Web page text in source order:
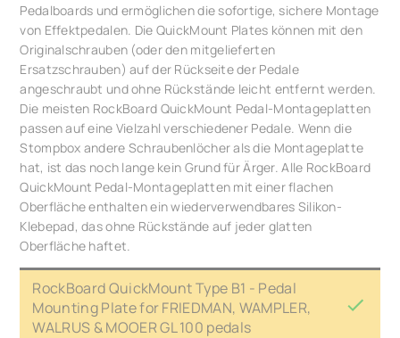
Pedalboards und ermöglichen die sofortige, sichere Montage
von Effektpedalen. Die QuickMount Plates können mit den
Originalschrauben (oder den mitgelieferten
Ersatzschrauben) auf der Rückseite der Pedale
angeschraubt und ohne Rückstände leicht entfernt werden.
Die meisten RockBoard QuickMount Pedal-Montageplatten
passen auf eine Vielzahl verschiedener Pedale. Wenn die
Stompbox andere Schraubenlöcher als die Montageplatte
hat, ist das noch lange kein Grund für Ärger. Alle RockBoard
QuickMount Pedal-Montageplatten mit einer flachen
Oberfläche enthalten ein wiederverwendbares Silikon-
Klebepad, das ohne Rückstände auf jeder glatten
Oberfläche haftet.
RockBoard QuickMount Type B1 - Pedal
Mounting Plate for FRIEDMAN, WAMPLER,
WALRUS & MOOER GL 100 pedals